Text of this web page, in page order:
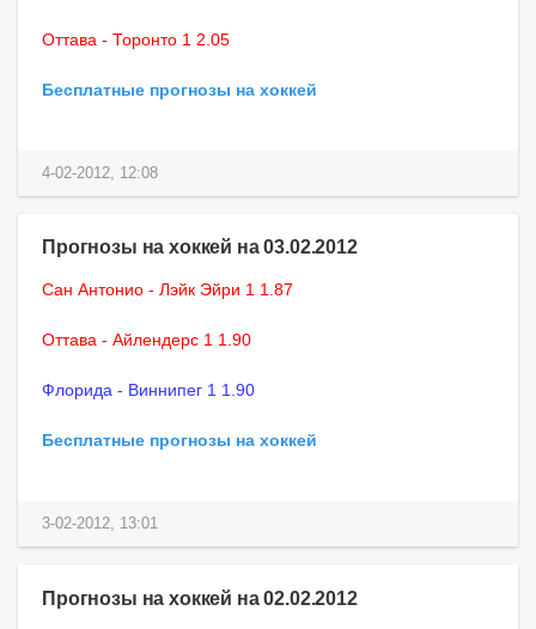
Оттава - Торонто 1 2.05
Бесплатные прогнозы на хоккей
4-02-2012, 12:08
Прогнозы на хоккей на 03.02.2012
Сан Антонио - Лэйк Эйри 1 1.87
Оттава - Айлендерс 1 1.90
Флорида - Виннипег 1 1.90
Бесплатные прогнозы на хоккей
3-02-2012, 13:01
Прогнозы на хоккей на 02.02.2012